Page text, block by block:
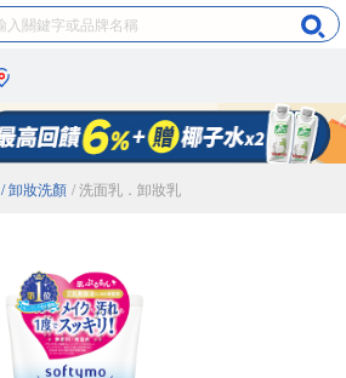
/ 卸妝洗顏 / 洗面乳．卸妝乳